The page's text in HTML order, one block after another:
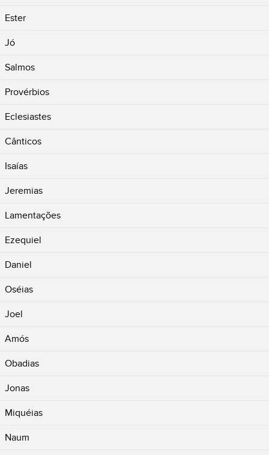
Ester
Jó
Salmos
Provérbios
Eclesiastes
Cânticos
Isaías
Jeremias
Lamentações
Ezequiel
Daniel
Oséias
Joel
Amós
Obadias
Jonas
Miquéias
Naum